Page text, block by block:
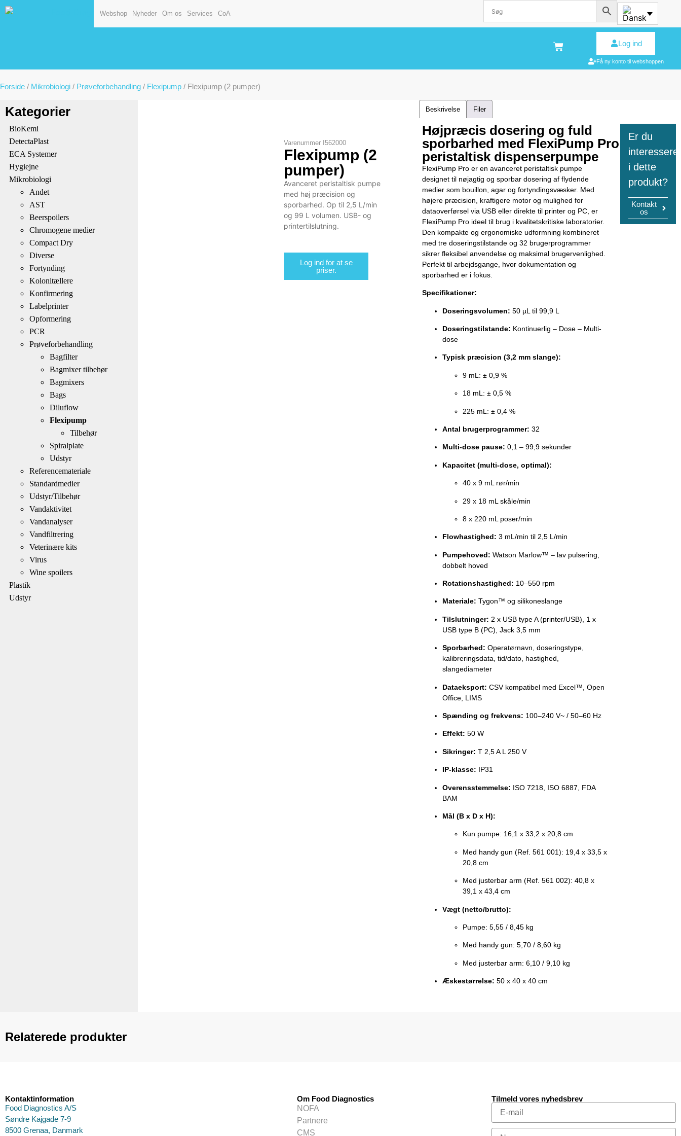
Webshop Nyheder Om os Services CoA
Log ind
Få ny konto til webshoppen
Forside / Mikrobiologi / Prøveforbehandling / Flexipump / Flexipump (2 pumper)
Kategorier
BioKemi
DetectaPlast
ECA Systemer
Hygiejne
Mikrobiologi
Andet
AST
Beerspoilers
Chromogene medier
Compact Dry
Diverse
Fortynding
Kolonitællere
Konfirmering
Labelprinter
Opformering
PCR
Prøveforbehandling
Bagfilter
Bagmixer tilbehør
Bagmixers
Bags
Diluflow
Flexipump
Tilbehør
Spiralplate
Udstyr
Referencemateriale
Standardmedier
Udstyr/Tilbehør
Vandaktivitet
Vandanalyser
Vandfiltrering
Veterinære kits
Virus
Wine spoilers
Plastik
Udstyr
Varenummer I562000
Flexipump (2
pumper)
Avanceret peristaltisk pumpe
med høj præcision og
sporbarhed. Op til 2,5 L/min
og 99 L volumen. USB- og
printertilslutning.
Log ind for at se
priser.
Beskrivelse Filer
Højpræcis dosering og fuld
sporbarhed med FlexiPump Pro
peristaltisk dispenserpumpe
FlexiPump Pro er en avanceret peristaltisk pumpe
designet til nøjagtig og sporbar dosering af flydende
medier som bouillon, agar og fortyndingsvæsker. Med
højere præcision, kraftigere motor og mulighed for
dataoverførsel via USB eller direkte til printer og PC, er
FlexiPump Pro ideel til brug i kvalitetskritiske laboratorier.
Den kompakte og ergonomiske udformning kombineret
med tre doseringstilstande og 32 brugerprogrammer
sikrer fleksibel anvendelse og maksimal brugervenlighed.
Perfekt til arbejdsgange, hvor dokumentation og
sporbarhed er i fokus.
Specifikationer:
Doseringsvolumen: 50 µL til 99,9 L
Doseringstilstande: Kontinuerlig – Dose – Multi-
dose
Typisk præcision (3,2 mm slange):
9 mL: ± 0,9 %
18 mL: ± 0,5 %
225 mL: ± 0,4 %
Antal brugerprogrammer: 32
Multi-dose pause: 0,1 – 99,9 sekunder
Kapacitet (multi-dose, optimal):
40 x 9 mL rør/min
29 x 18 mL skåle/min
8 x 220 mL poser/min
Flowhastighed: 3 mL/min til 2,5 L/min
Pumpehoved: Watson Marlow™ – lav pulsering,
dobbelt hoved
Rotationshastighed: 10–550 rpm
Materiale: Tygon™ og silikoneslange
Tilslutninger: 2 x USB type A (printer/USB), 1 x
USB type B (PC), Jack 3,5 mm
Sporbarhed: Operatørnavn, doseringstype,
kalibreringsdata, tid/dato, hastighed,
slangediameter
Dataeksport: CSV kompatibel med Excel™, Open
Office, LIMS
Spænding og frekvens: 100–240 V~ / 50–60 Hz
Effekt: 50 W
Sikringer: T 2,5 A L 250 V
IP-klasse: IP31
Overensstemmelse: ISO 7218, ISO 6887, FDA
BAM
Mål (B x D x H):
Kun pumpe: 16,1 x 33,2 x 20,8 cm
Med handy gun (Ref. 561 001): 19,4 x 33,5 x
20,8 cm
Med justerbar arm (Ref. 561 002): 40,8 x
39,1 x 43,4 cm
Vægt (netto/brutto):
Pumpe: 5,55 / 8,45 kg
Med handy gun: 5,70 / 8,60 kg
Med justerbar arm: 6,10 / 9,10 kg
Æskestørrelse: 50 x 40 x 40 cm
Er du
interesseret
i dette
produkt?
Kontakt
os
Relaterede produkter
Kontaktinformation
Food Diagnostics A/S
Søndre Kajgade 7-9
8500 Grenaa, Danmark
Om Food Diagnostics
NOFA
Partnere
CMS
Tilmeld vores nyhedsbrev